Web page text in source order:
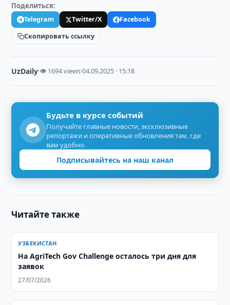
Поделиться:
Telegram Twitter/X
Facebook
Скопировать ссылку
UzDaily·👁 1694 views·04.09.2025 · 15:18
Будьте в курсе событий
Получайте главные новости, эксклюзивные
репортажи и оперативные обновления там, где
вам удобно.
Подписывайтесь на наш канал
Читайте также
УЗБЕКИСТАН
На AgriTech Gov Challenge осталось три дня для
заявок
27/07/2026